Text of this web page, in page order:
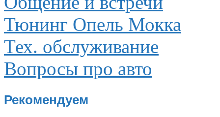
Тюнинг Опель Мокка
Тех. обслуживание
Вопросы про авто
Рекомендуем